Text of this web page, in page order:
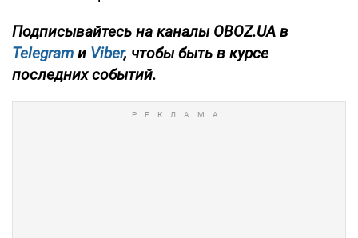
Подписывайтесь на каналы OBOZ.UA в
Telegram и Viber, чтобы быть в курсе
последних событий.